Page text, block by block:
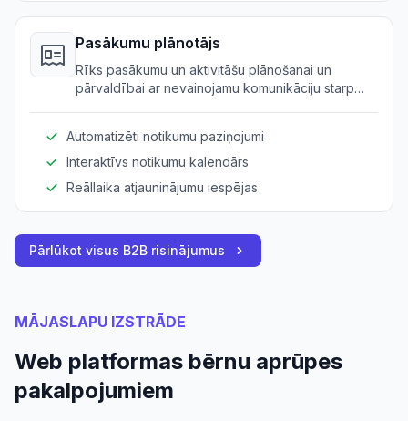
Pasākumu plānotājs
Rīks pasākumu un aktivitāšu plānošanai un
pārvaldībai ar nevainojamu komunikāciju starp
Automatizēti notikumu paziņojumi
Interaktīvs notikumu kalendārs
Reāllaika atjauninājumu iespējas
Pārlūkot visus B2B risinājumus
MĀJASLAPU IZSTRĀDE
Web platformas bērnu aprūpes
pakalpojumiem